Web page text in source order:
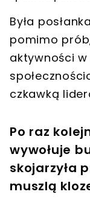
Była
pomimo
aktywności
czkawką
Po raz
wywołuje
skojarzyła
muszlą